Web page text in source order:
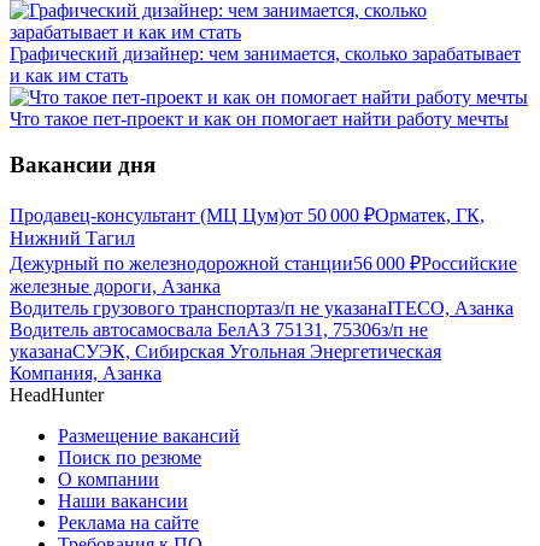
Графический дизайнер: чем занимается, сколько зарабатывает
и как им стать
Что такое пет-проект и как он помогает найти работу мечты
Вакансии дня
Продавец-консультант (МЦ Цум)от 50 000 ₽Орматек, ГК,
Нижний Тагил
Дежурный по железнодорожной станции56 000 ₽Российские
железные дороги, Азанка
Водитель грузового транспортаз/п не указанаITECO, Азанка
Водитель автосамосвала БелАЗ 75131, 75306з/п не
указанаСУЭК, Сибирская Угольная Энергетическая
Компания, Азанка
HeadHunter
Размещение вакансий
Поиск по резюме
О компании
Наши вакансии
Реклама на сайте